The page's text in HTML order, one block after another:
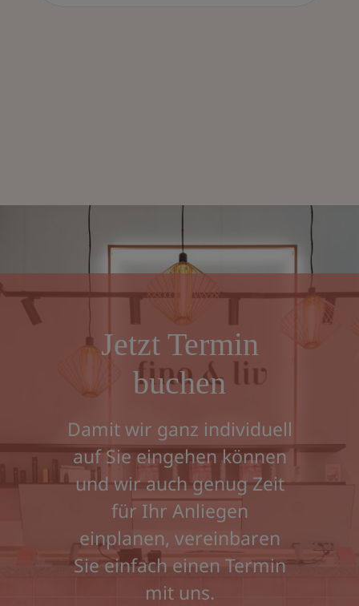
Jetzt Termin
buchen
Damit wir ganz individuell
auf Sie eingehen können
und wir auch genug Zeit
für Ihr Anliegen
einplanen, vereinbaren
Sie einfach einen Termin
mit uns.